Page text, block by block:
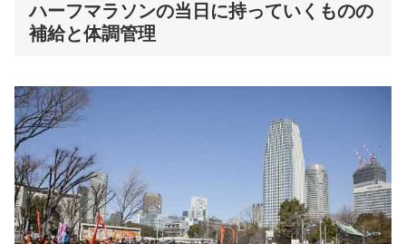
ハーフマラソンの当日に持っていくものの
補給と体調管理